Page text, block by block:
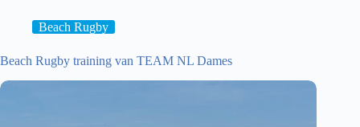
Beach Rugby
Beach Rugby training van TEAM NL Dames